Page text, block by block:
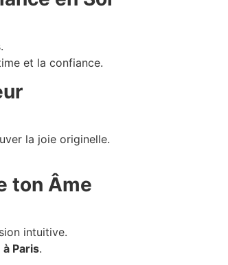
et la confiance.
la joie originelle.
ton Âme
intuitive.
Paris.